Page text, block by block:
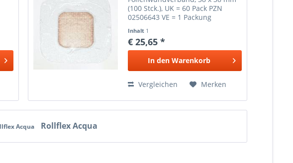
(100 Stck.), UK = 60 Pack PZN
02506643 VE = 1 Packung
Inhalt 1
€ 25,65 *
In den Warenkorb
Vergleichen Merken
Acqua Rollflex Acqua